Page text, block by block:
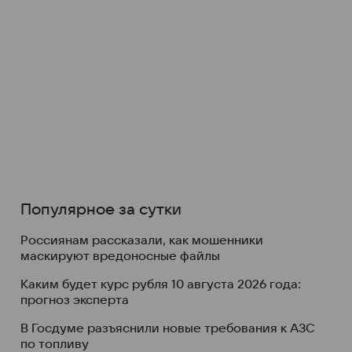
Популярное за сутки
Россиянам рассказали, как мошенники
маскируют вредоносные файлы
Каким будет курс рубля 10 августа 2026 года:
прогноз эксперта
В Госдуме разъяснили новые требования к АЗС
по топливу